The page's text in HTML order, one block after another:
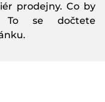
prodejny. Co by
To se dočtete